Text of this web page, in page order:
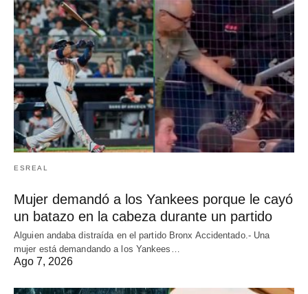
ESREAL
Mujer demandó a los Yankees porque le cayó
un batazo en la cabeza durante un partido
Alguien andaba distraída en el partido Bronx Accidentado.- Una
mujer está demandando a los Yankees…
Ago 7, 2026